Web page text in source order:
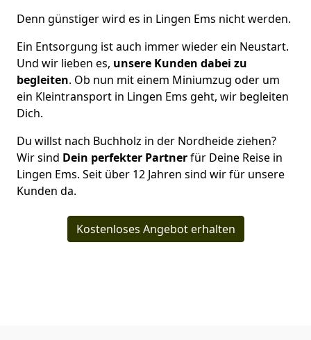
Denn günstiger wird es in Lingen Ems nicht werden.
Ein Entsorgung ist auch immer wieder ein Neustart.
Und wir lieben es, unsere Kunden dabei zu
begleiten. Ob nun mit einem Miniumzug oder um
ein Kleintransport in Lingen Ems geht, wir begleiten
Dich.
Du willst nach Buchholz in der Nordheide ziehen?
Wir sind Dein perfekter Partnerfür Deine Reise in
Lingen Ems. Seit über 12 Jahren sind wir für unsere
Kunden da.
Kostenloses Angebot erhalten